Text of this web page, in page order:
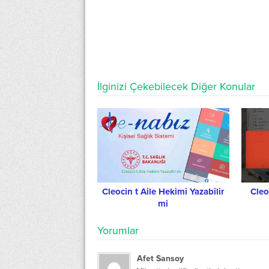
İlginizi Çekebilecek Diğer Konular
Cleocin t Aile Hekimi Yazabilir
mi
Yorumlar
Afet Sansoy